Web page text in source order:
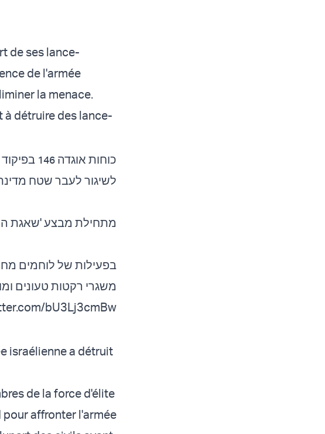
de ses lance-
de l'armée
la menace.
à détruire des lance-
כוחות
לשיגור לעבר שטח
מתחילת מבצע 'שאגת הארי' צה"ל
משגרי רקטות טעונים
bU3Lj3cmBw
israélienne a détruit
de la force d'élite
pour affronter l'armée